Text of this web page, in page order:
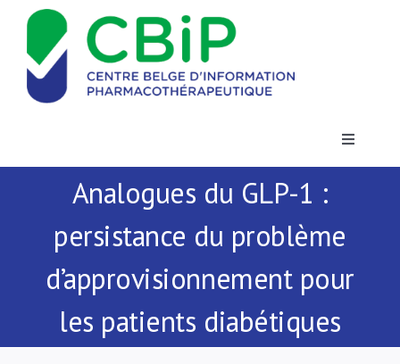
Passer
contenu
Toggle
Actualités
Publications
Analogues du GLP-1 :
persistance du problème
d’approvisionnement pour
les patients diabétiques